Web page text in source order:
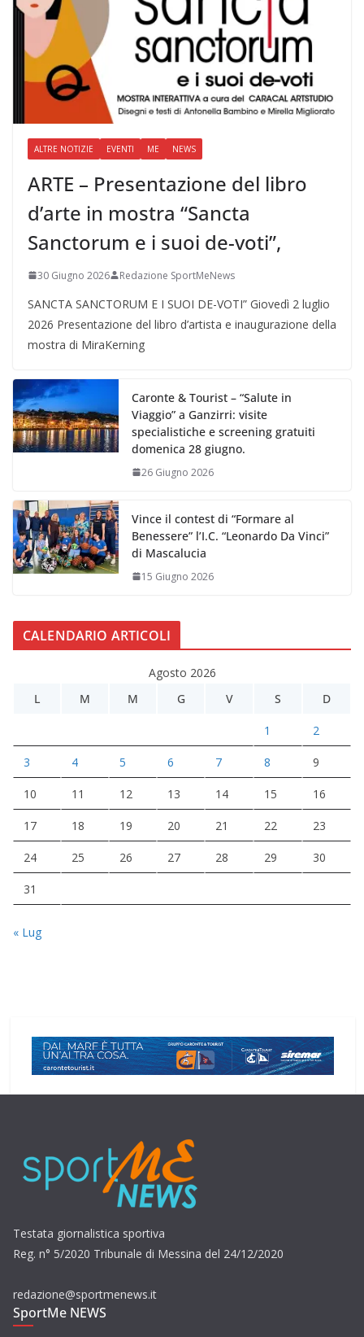
ALTRE NOTIZIE EVENTI ME NEWS
ARTE – Presentazione del libro
d’arte in mostra “Sancta
Sanctorum e i suoi de-voti”,
30 Giugno 2026 Redazione SportMeNews
SANCTA SANCTORUM E I SUOI DE-VOTI” Giovedì 2 luglio
2026 Presentazione del libro d’artista e inaugurazione della
mostra di MiraKerning
Caronte & Tourist – “Salute in
Viaggio” a Ganzirri: visite
specialistiche e screening gratuiti
domenica 28 giugno.
26 Giugno 2026
Vince il contest di “Formare al
Benessere” l’I.C. “Leonardo Da Vinci”
di Mascalucia
15 Giugno 2026
CALENDARIO ARTICOLI
Agosto 2026
L
M M G V S D
1 2
3 4 5 6 7 8 9
10 11 12 13 14 15 16
17 18 19 20 21 22 23
24 25 26 27 28 29 30
31
« Lug
Testata giornalistica sportiva
Reg. n° 5/2020 Tribunale di Messina del 24/12/2020
redazione@sportmenews.it
SportMe NEWS